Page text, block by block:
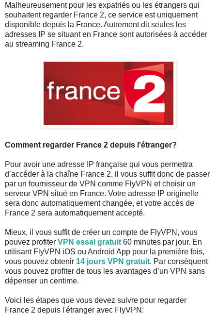
Malheureusement pour les expatriés ou les étrangers qui
souhaitent regarder France 2, ce service est uniquement
disponible depuis la France. Autrement dit seules les
adresses IP se situant en France sont autorisées à accéder
au streaming France 2.
Comment regarder France 2 depuis l'étranger?
Pour avoir une adresse IP française qui vous permettra
d’accéder à la chaîne France 2, il vous suffit donc de passer
par un fournisseur de VPN comme FlyVPN et choisir un
serveur VPN situé en France. Votre adresse IP originelle
sera donc automatiquement changée, et votre accès de
France 2 sera automatiquement accepté.
Mieux, il vous suffit de créer un compte de FlyVPN, vous
pouvez profiter VPN essai gratuit 60 minutes par jour. En
utilisant FlyVPN iOS ou Android App pour la première fois,
vous pouvez obtenir 14 jours VPN gratuit. Par conséquent
vous pouvez profiter de tous les avantages d’un VPN sans
dépenser un centime.
Voici les étapes que vous devez suivre pour regarder
France 2 depuis l'étranger avec FlyVPN: